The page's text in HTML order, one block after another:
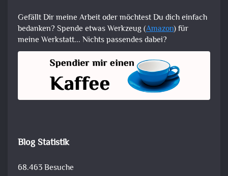
Gefällt Dir meine Arbeit oder möchtest Du dich einfach
bedanken? Spende etwas Werkzeug (Amazon) für
meine Werkstatt... Nichts passendes dabei?
Blog Statistik
68.463 Besuche